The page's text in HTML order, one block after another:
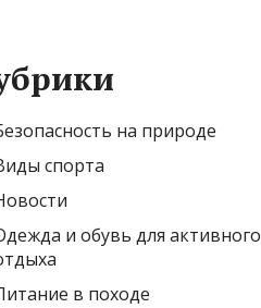
на природе
спорта
и обувь для активного
в походе